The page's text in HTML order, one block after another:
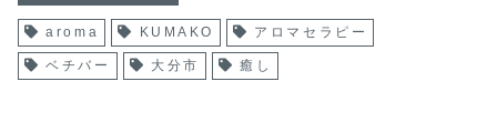
aroma KUMAKO アロマセラピー
ベチバー 大分市 癒し